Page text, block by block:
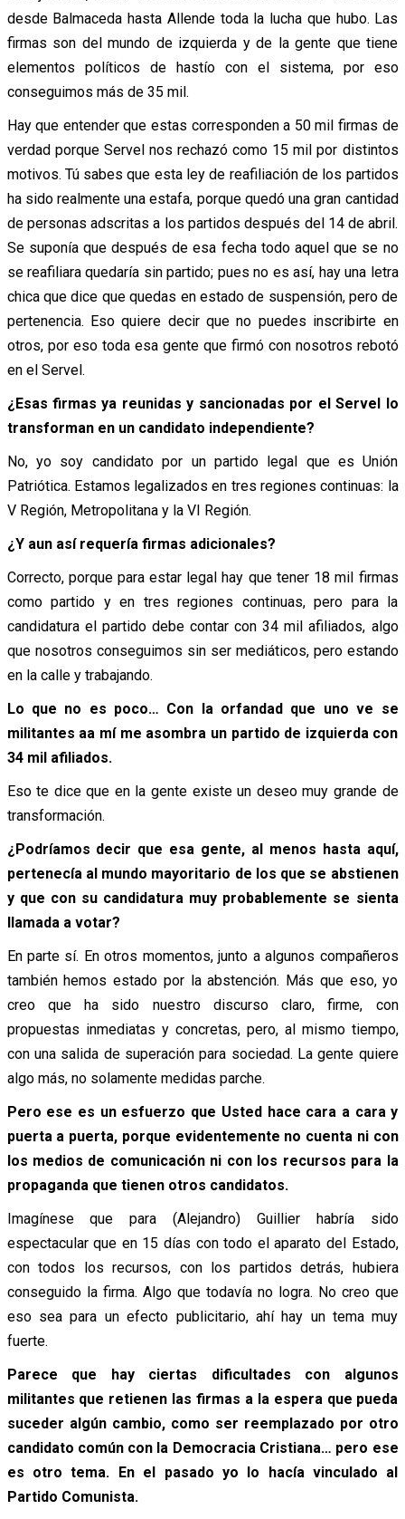
desde Balmaceda hasta Allende toda la lucha que hubo. Las
firmas son del mundo de izquierda y de la gente que tiene
elementos políticos de hastío con el sistema, por eso
conseguimos más de 35 mil.
Hay que entender que estas corresponden a 50 mil firmas de
verdad porque Servel nos rechazó como 15 mil por distintos
motivos. Tú sabes que esta ley de reafiliación de los partidos
ha sido realmente una estafa, porque quedó una gran cantidad
de personas adscritas a los partidos después del 14 de abril.
Se suponía que después de esa fecha todo aquel que se no
se reafiliara quedaría sin partido; pues no es así, hay una letra
chica que dice que quedas en estado de suspensión, pero de
pertenencia. Eso quiere decir que no puedes inscribirte en
otros, por eso toda esa gente que firmó con nosotros rebotó
en el Servel.
¿Esas firmas ya reunidas y sancionadas por el Servel lo
transforman en un candidato independiente?
No, yo soy candidato por un partido legal que es Unión
Patriótica. Estamos legalizados en tres regiones continuas: la
V Región, Metropolitana y la VI Región.
¿Y aun así requería firmas adicionales?
Correcto, porque para estar legal hay que tener 18 mil firmas
como partido y en tres regiones continuas, pero para la
candidatura el partido debe contar con 34 mil afiliados, algo
que nosotros conseguimos sin ser mediáticos, pero estando
en la calle y trabajando.
Lo que no es poco… Con la orfandad que uno ve se
militantes aa mí me asombra un partido de izquierda con
34 mil afiliados.
Eso te dice que en la gente existe un deseo muy grande de
transformación.
¿Podríamos decir que esa gente, al menos hasta aquí,
pertenecía al mundo mayoritario de los que se abstienen
y que con su candidatura muy probablemente se sienta
llamada a votar?
En parte sí. En otros momentos, junto a algunos compañeros
también hemos estado por la abstención. Más que eso, yo
creo que ha sido nuestro discurso claro, firme, con
propuestas inmediatas y concretas, pero, al mismo tiempo,
con una salida de superación para sociedad. La gente quiere
algo más, no solamente medidas parche.
Pero ese es un esfuerzo que Usted hace cara a cara y
puerta a puerta, porque evidentemente no cuenta ni con
los medios de comunicación ni con los recursos para la
propaganda que tienen otros candidatos.
Imagínese que para (Alejandro) Guillier habría sido
espectacular que en 15 días con todo el aparato del Estado,
con todos los recursos, con los partidos detrás, hubiera
conseguido la firma. Algo que todavía no logra. No creo que
eso sea para un efecto publicitario, ahí hay un tema muy
fuerte.
Parece que hay ciertas dificultades con algunos
militantes que retienen las firmas a la espera que pueda
suceder algún cambio, como ser reemplazado por otro
candidato común con la Democracia Cristiana… pero ese
es otro tema. En el pasado yo lo hacía vinculado al
Partido Comunista.